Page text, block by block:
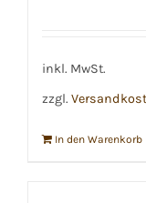
inkl. MwSt.
zzgl.
In den Warenkorb